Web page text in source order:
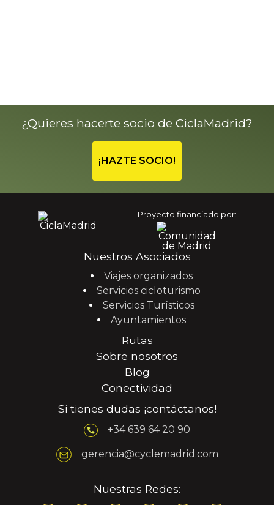
¿Quieres hacerte socio de CiclaMadrid?
¡HAZTE SOCIO!
Proyecto financiado por:
Nuestros Asociados
Viajes organizados
Servicios cicloturismo
Servicios Turísticos
Ayuntamientos
Rutas
Sobre nosotros
Blog
Conectividad
Si tienes dudas ¡contáctanos!
+34 639 64 20 90
gerencia@cyclemadrid.com
Nuestras Redes: